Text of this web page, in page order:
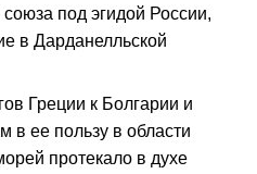
под эгидой России,
в Дарданелльской
Гре­ции к Болгарии и
в ее пользу в области
протекало в духе